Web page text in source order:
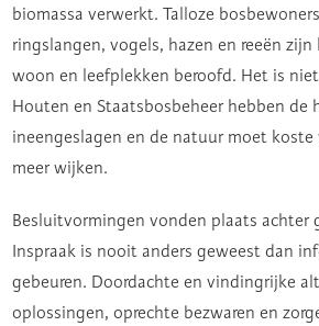
biomassa verwerkt. Talloze
ringslangen, vogels, hazen en reeën
woon en leefplekken beroofd. Het is
Houten en Staatsbosbeheer hebben de
ineengeslagen en de natuur moet
meer wijken.
Besluitvormingen vonden plaats achter
Inspraak is nooit anders geweest dan
gebeuren. Doordachte en vindingrijke
oplossingen, oprechte bezwaren en